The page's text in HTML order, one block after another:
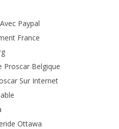
Paypal
France
Proscar Belgique
Sur Internet
Ottawa